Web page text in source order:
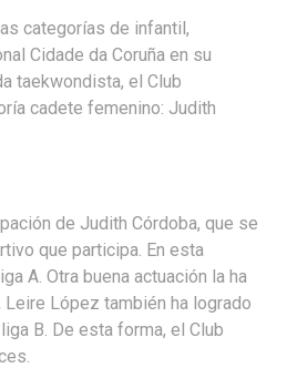
categorías de infantil,
Cidade da Coruña en su
taekwondista, el Club
cadete femenino: Judith
de Judith Córdoba, que se
que participa. En esta
A. Otra buena actuación la ha
López también ha logrado
B. De esta forma, el Club